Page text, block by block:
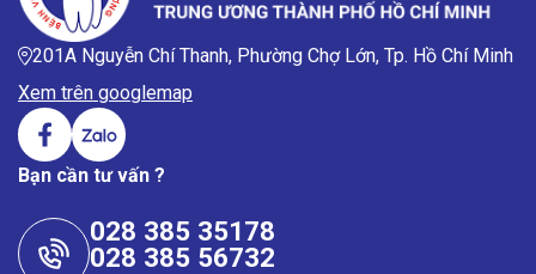
201A Nguyễn Chí Thanh, Phường Chợ Lớn, Tp. Hồ Chí Minh
Xem trên googlemap
Bạn cần tư vấn ?
028 385 35178
028 385 56732